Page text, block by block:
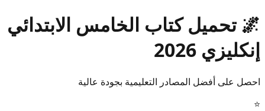
🌌 تحميل كتاب الخامس الابتدائي
إنكليزي 2026
احصل على أفضل المصادر التعليمية بجودة عالية
⭐